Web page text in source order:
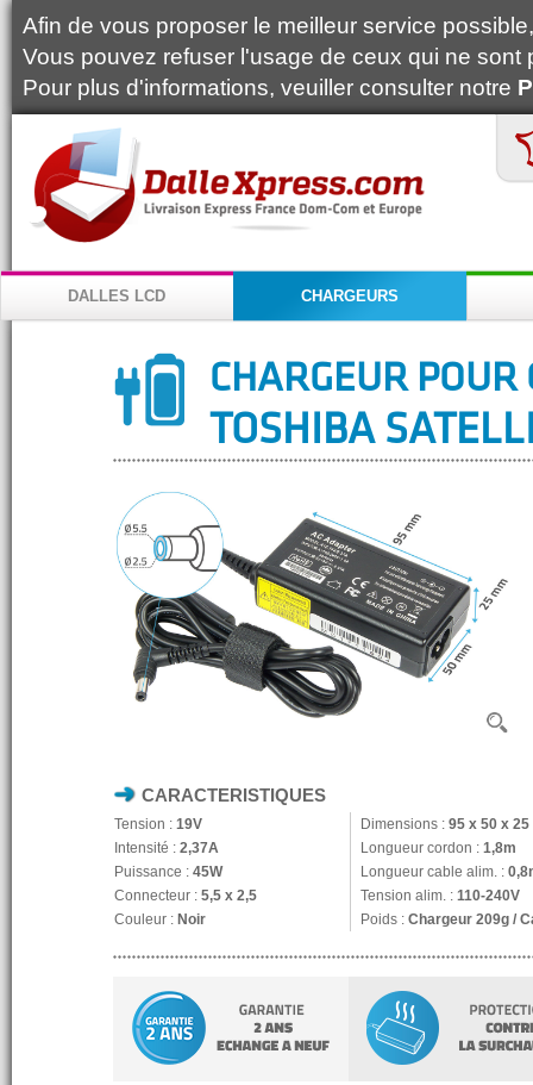
Afin de vous proposer le meilleur service
Vous pouvez refuser l'usage de ceux qui ne
Pour plus d'informations, veuiller consulter notre
DALLES LCD CHARGEURS
CHARGEUR
TOSHIBA
CARACTERISTIQUES
Tension : 19V Dimensions : 95 x 50 x 25
Intensité : 2,37A Longueur cordon : 1,8m
Puissance : 45W Longueur cable alim. :
Connecteur : 5,5 x 2,5 Tension alim. : 110-240V
Couleur : Noir Poids : Chargeur 209g /